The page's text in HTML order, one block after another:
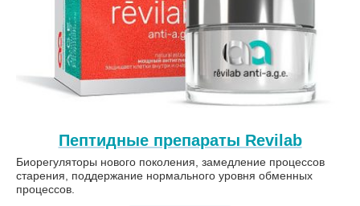
Пептидные препараты Revilab
Биорегуляторы нового поколения, замедление процессов
старения, поддержание нормального уровня обменных
процессов.